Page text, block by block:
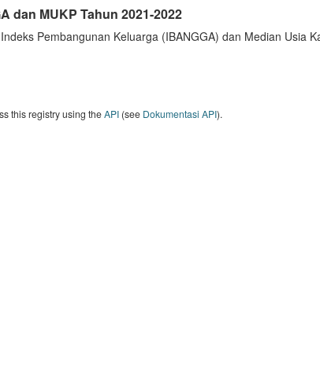
dan MUKP Tahun 2021-2022
Pembangunan Keluarga (IBANGGA) dan Median Usia
this registry using theAPI(see Dokumentasi API).